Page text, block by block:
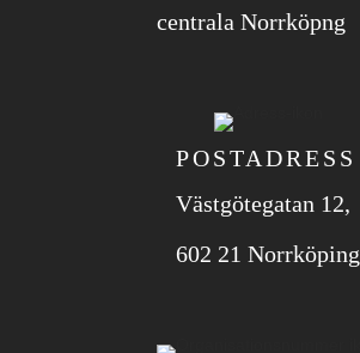
centrala Norrköpng
POSTADRESS
Västgötegatan 12,
602 21 Norrköping